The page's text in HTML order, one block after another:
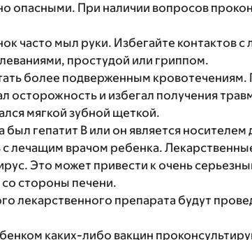
опасными. При наличии вопросов
часто мыл руки. Избегайте контактов с
простудой или гриппом.
более подверженным
осторожность и избегал получения
мягкой зубной щеткой.
был гепатит В или он является носителем
с лечащим врачом ребенка.
Это может привести к очень
стороны печени.
лекарственного препарата будут
каких-либо вакцин